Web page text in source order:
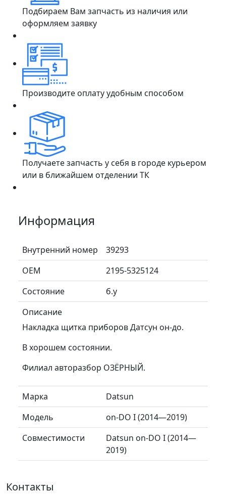
Подбираем Вам запчасть из наличия или
оформляем заявку
Производите оплату удобным способом
Получаете запчасть у себя в городе курьером
или в ближайшем отделении ТК
Информация
Внутренний номер
39293
ОЕМ
2195-5325124
Состояние
б.у
Описание
Накладка щитка приборов Датсун он-до.
В хорошем состоянии.
Филиал авторазбор ОЗЁРНЫЙ.
Марка
Datsun
Модель
on-DO I (2014—2019)
Совместимости
Datsun on-DO I (2014—
2019)
Контакты